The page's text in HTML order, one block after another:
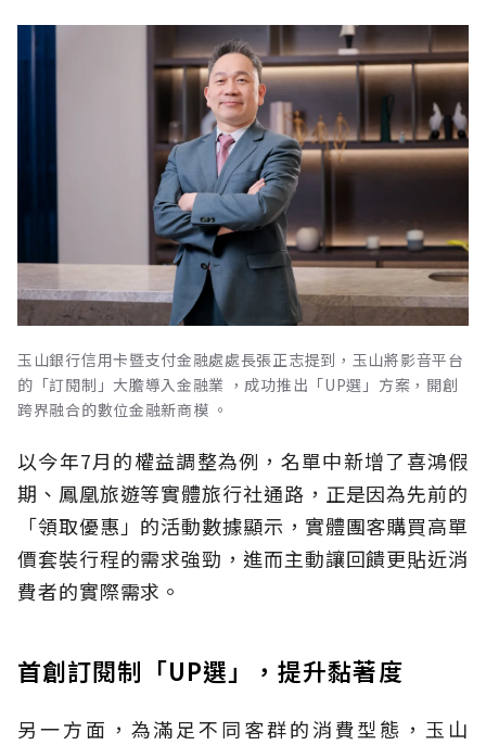
玉山銀行信用卡暨支付金融處處長張正志提到，玉山將影音平台
的「訂閱制」大膽導入金融業 ，成功推出「UP選」方案，開創
跨界融合的數位金融新商模 。
以今年7月的權益調整為例，名單中新增了喜鴻假
期、鳳凰旅遊等實體旅行社通路，正是因為先前的
「領取優惠」的活動數據顯示，實體團客購買高單
價套裝行程的需求強勁，進而主動讓回饋更貼近消
費者的實際需求。
首創訂閱制「UP選」，提升黏著度
另一方面，為滿足不同客群的消費型態，玉山